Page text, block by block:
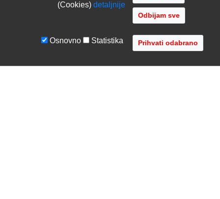
(Cookies)detaljnije
Odbijam sve
Osnovno Statistika